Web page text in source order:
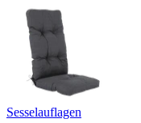
Sesselauflagen